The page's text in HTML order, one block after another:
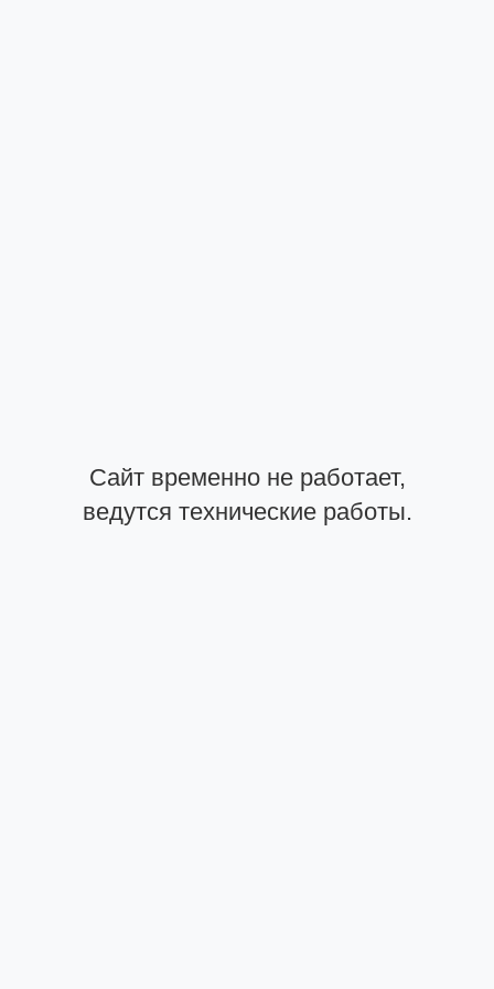
Сайт временно не работает,
ведутся технические работы.